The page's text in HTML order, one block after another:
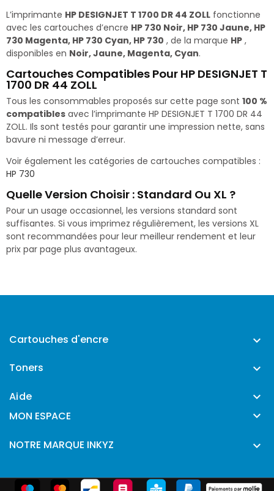
L’imprimante HP DESIGNJET T 1700 DR 44 ZOLL fonctionne
avec les cartouches d’encre HP 730 Noir, HP 730 Jaune, HP
730 Magenta, HP 730 Cyan, HP 730 , de la marque HP ,
disponibles en Noir, Jaune, Magenta, Cyan.
Cartouches Compatibles Pour HP DESIGNJET T
1700 DR 44 ZOLL
Tous les consommables proposés sur cette page sont 100 %
compatibles avec l’imprimante HP DESIGNJET T 1700 DR 44
ZOLL. Ils sont testés pour garantir une impression nette, sans
bavure ni message d’erreur.
Voir également les catégories de cartouches compatibles :
HP 730
Quelle Version Choisir : Standard Ou XL ?
Pour un usage occasionnel, les versions standard sont
suffisantes. Si vous imprimez régulièrement, les versions XL
sont recommandées pour leur meilleur rendement et leur
prix par page plus avantageux.
Cartouches d'encre 
Toners 
Aide 
MON ESPACE 
NOTRE MARQUE INKYZ 